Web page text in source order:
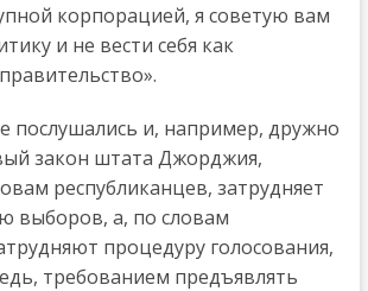
корпорацией, я советую вам
и не вести себя как
послушались и, например, дружно
закон штата Джорджия,
республиканцев, затрудняет
выборов, а, по словам
процедуру голосования,
требованием предъявлять